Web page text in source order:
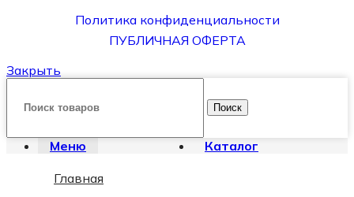
Политика конфиденциальности
ПУБЛИЧНАЯ ОФЕРТА
Закрыть
Поиск
Меню Каталог
Главная